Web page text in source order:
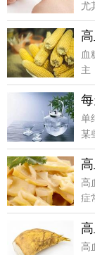
尤
广
血
主
膳
单
某
说
高
症
牛
高